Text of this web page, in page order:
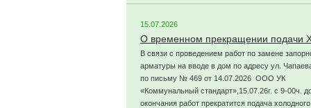
15.07.2026
О временном прекращении подачи
В связи с проведением работ по замене
арматуры на вводе в дом по адресу ул.
по письму № 469 от 14.07.2026 ООО УК
«Коммунальный стандарт»,15.07.26г. с 9-00ч.
окончания работ прекратится подача холодного